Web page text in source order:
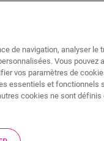
d’enfant, par
mais
qu’aux vôtres.
en paradis pour
de navigation, analyser le
Vous pouvez
vos paramètres de
essentiels et fonctionnels
cookies ne sont définis